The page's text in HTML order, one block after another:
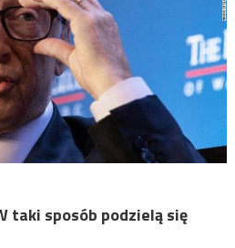
taki sposób podzielą się